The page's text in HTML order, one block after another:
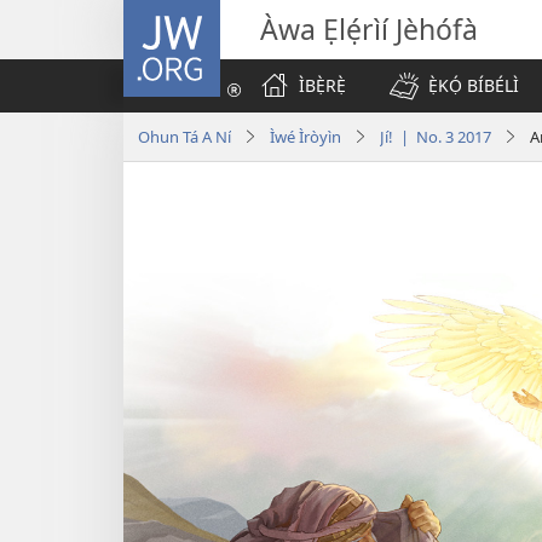
JW.ORG Àwa Ẹlẹ́rìí Jèhófà
ÌBẸ̀RẸ̀
Ẹ̀KỌ́ BÍBÉLÌ
Ohun Tá A Ní Ìwé Ìròyìn Jí! | No. 3 2017